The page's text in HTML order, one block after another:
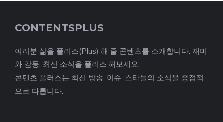
CONTENTSPLUS
여러분 삶을 플러스(Plus) 해 줄 콘텐츠를 소개합니다. 재미
와 감동, 최신 소식을 플러스 해보세요.
콘텐츠 플러스는 최신 방송, 이슈, 스타들의 소식을 중점적
으로 다룹니다.